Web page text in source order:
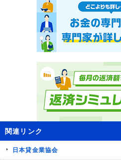
関連リンク
日本貸金業協会